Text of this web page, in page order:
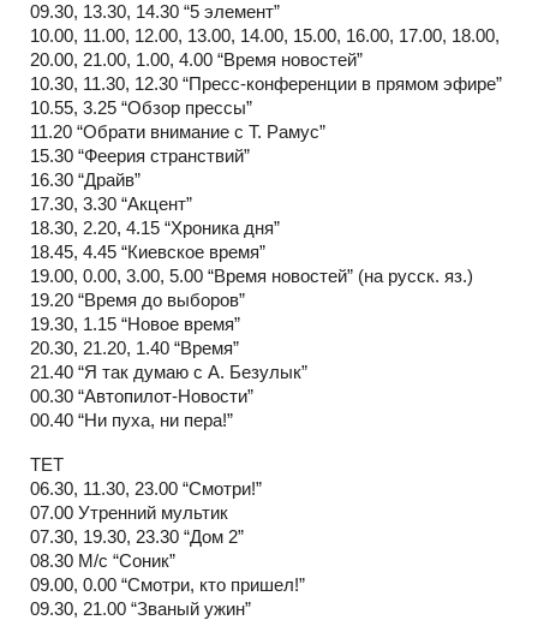
09.30, 13.30, 14.30 “5 элемент”
10.00, 11.00, 12.00, 13.00, 14.00, 15.00, 16.00, 17.00, 18.00,
20.00, 21.00, 1.00, 4.00 “Время новостей”
10.30, 11.30, 12.30 “Пресс-конференции в прямом эфире”
10.55, 3.25 “Обзор прессы”
11.20 “Обрати внимание с Т. Рамус”
15.30 “Феерия странствий”
16.30 “Драйв”
17.30, 3.30 “Акцент”
18.30, 2.20, 4.15 “Хроника дня”
18.45, 4.45 “Киевское время”
19.00, 0.00, 3.00, 5.00 “Время новостей” (на русск. яз.)
19.20 “Время до выборов”
19.30, 1.15 “Новое время”
20.30, 21.20, 1.40 “Время”
21.40 “Я так думаю с А. Безулык”
00.30 “Автопилот-Новости”
00.40 “Ни пуха, ни пера!”
ТЕТ
06.30, 11.30, 23.00 “Смотри!”
07.00 Утренний мультик
07.30, 19.30, 23.30 “Дом 2”
08.30 М/с “Соник”
09.00, 0.00 “Смотри, кто пришел!”
09.30, 21.00 “Званый ужин”